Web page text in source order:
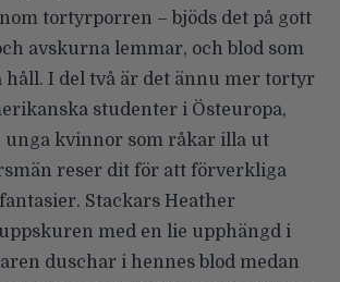
tortyrporren – bjöds det på gott
avskurna lemmar, och blod som
håll. I del två är det ännu mer tortyr
studenter i Östeuropa,
unga kvinnor som råkar illa ut
reser dit för att förverkliga
Stackars Heather
med en lie upphängd i
duschar i hennes blod medan